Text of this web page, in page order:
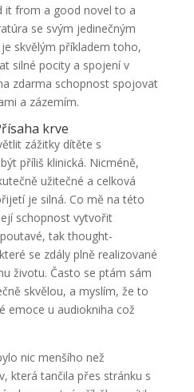
it from a good novel to a
se svým jedinečným
skvělým příkladem toho,
silné pocity a spojení v
zdarma schopnost spojovat
a zázemím.
krve
zážitky dítěte s
příliš klinická. Nicméně,
užitečné a celková
je silná. Co mě na této
schopnost vytvořit
tak thought-
se zdály plně realizované
životu. Často se ptám sám
skvělou, a myslím, že to
emoce u audiokniha což
nic menšího než
která tančila přes stránku s